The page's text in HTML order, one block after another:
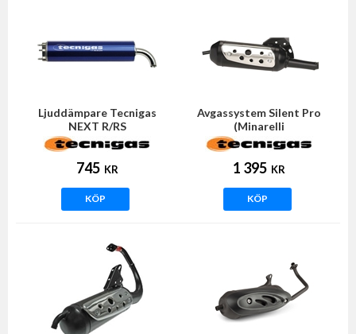
Ljuddämpare Tecnigas
NEXT R/RS
745 KR
KÖP
Avgassystem Silent Pro
(Minarelli
liggande/horisontell)
1 395 KR
KÖP